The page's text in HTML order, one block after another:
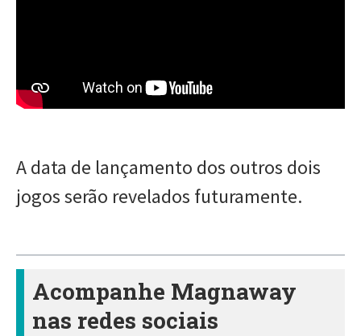
A data de lançamento dos outros dois
jogos serão revelados futuramente.
Acompanhe Magnaway
nas redes sociais